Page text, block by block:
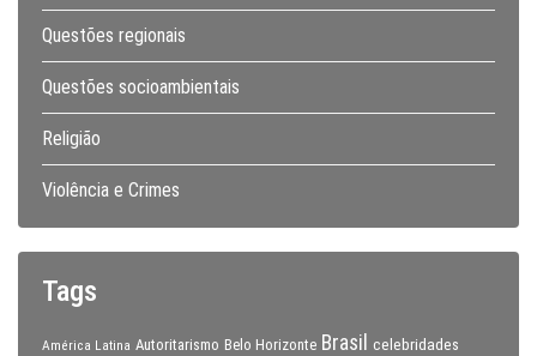
Questões regionais
Questões socioambientais
Religião
Violência e Crimes
Tags
América Latina Autoritarismo Belo Horizonte Brasil celebridades